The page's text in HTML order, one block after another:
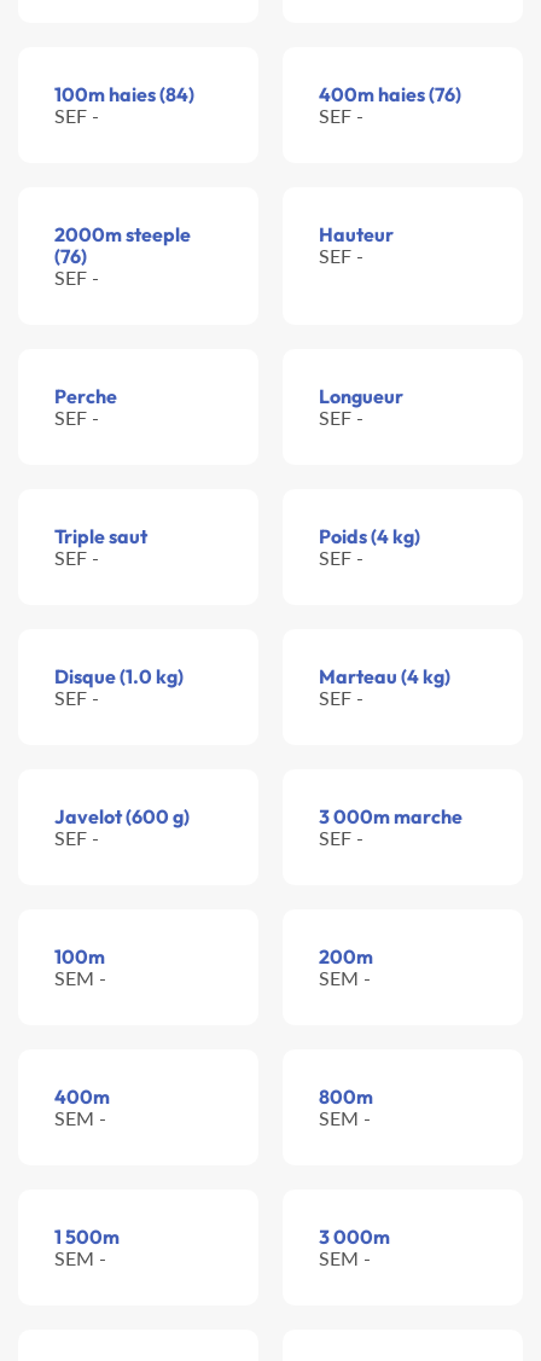
100m haies (84)
SEF -
400m haies (76)
SEF -
2000m steeple
(76)
SEF -
Hauteur
SEF -
Perche
SEF -
Longueur
SEF -
Triple saut
SEF -
Poids (4 kg)
SEF -
Disque (1.0 kg)
SEF -
Marteau (4 kg)
SEF -
Javelot (600 g)
SEF -
3 000m marche
SEF -
100m
SEM -
200m
SEM -
400m
SEM -
800m
SEM -
1 500m
SEM -
3 000m
SEM -